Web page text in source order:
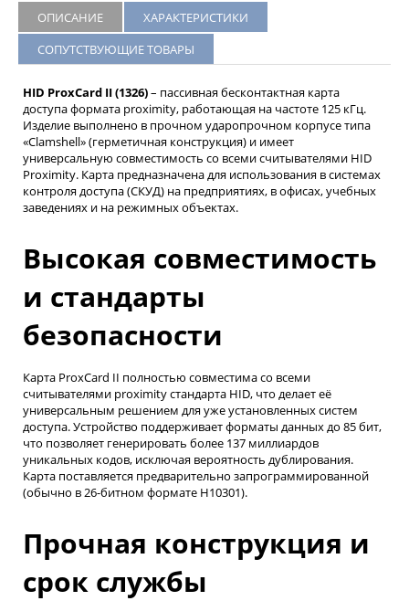
ОПИСАНИЕ
ХАРАКТЕРИСТИКИ
СОПУТСТВУЮЩИЕ ТОВАРЫ
HID ProxCard II (1326)– пассивная бесконтактная карта
доступа формата proximity, работающая на частоте 125 кГц.
Изделие выполнено в прочном ударопрочном корпусе типа
«Clamshell» (герметичная конструкция) и имеет
универсальную совместимость со всеми считывателями HID
Proximity. Карта предназначена для использования в системах
контроля доступа (СКУД) на предприятиях, в офисах, учебных
заведениях и на режимных объектах.
Высокая совместимость
и стандарты
безопасности
Карта ProxCard II полностью совместима со всеми
считывателями proximity стандарта HID, что делает её
универсальным решением для уже установленных систем
доступа. Устройство поддерживает форматы данных до 85 бит,
что позволяет генерировать более 137 миллиардов
уникальных кодов, исключая вероятность дублирования.
Карта поставляется предварительно запрограммированной
(обычно в 26-битном формате H10301).
Прочная конструкция и
срок службы